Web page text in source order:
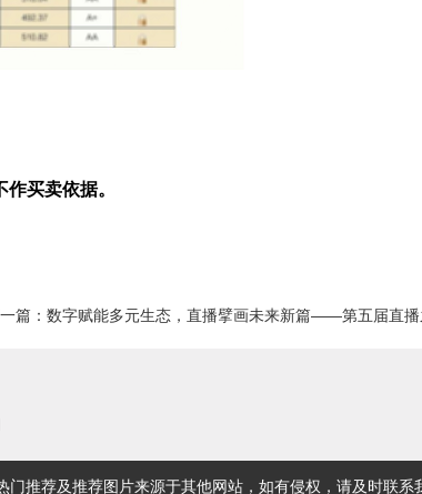
买卖依据。
篇： 数字赋能多元生态，直播擘画未来新篇——第五届直播之夜城市梦想活动完美
门推荐及推荐图片来源于其他网站，如有侵权，请及时联系